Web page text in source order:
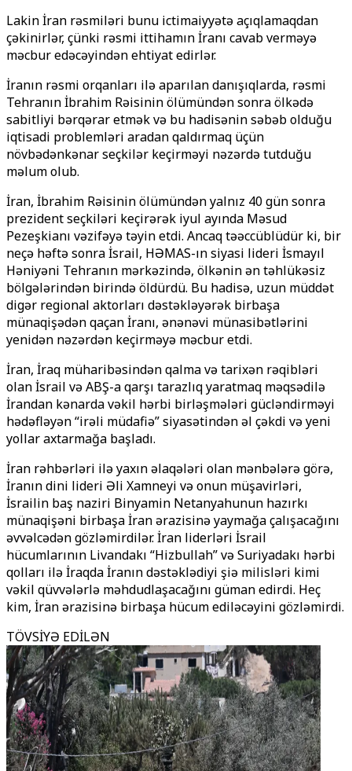
Lakin İran rəsmiləri bunu ictimaiyyətə açıqlamaqdan
çəkinirlər, çünki rəsmi ittihamın İranı cavab verməyə
məcbur edəcəyindən ehtiyat edirlər.
İranın rəsmi orqanları ilə aparılan danışıqlarda, rəsmi
Tehranın İbrahim Rəisinin ölümündən sonra ölkədə
sabitliyi bərqərar etmək və bu hadisənin səbəb olduğu
iqtisadi problemləri aradan qaldırmaq üçün
növbədənkənar seçkilər keçirməyi nəzərdə tutduğu
məlum olub.
İran, İbrahim Rəisinin ölümündən yalnız 40 gün sonra
prezident seçkiləri keçirərək iyul ayında Məsud
Pezeşkianı vəzifəyə təyin etdi. Ancaq təəccüblüdür ki, bir
neçə həftə sonra İsrail, HƏMAS-ın siyasi lideri İsmayıl
Həniyəni Tehranın mərkəzində, ölkənin ən təhlükəsiz
bölgələrindən birində öldürdü. Bu hadisə, uzun müddət
digər regional aktorları dəstəkləyərək birbaşa
münaqişədən qaçan İranı, ənənəvi münasibətlərini
yenidən nəzərdən keçirməyə məcbur etdi.
İran, İraq müharibəsindən qalma və tarixən rəqibləri
olan İsrail və ABŞ-a qarşı tarazlıq yaratmaq məqsədilə
İrandan kənarda vəkil hərbi birləşmələri gücləndirməyi
hədəfləyən “irəli müdafiə” siyasətindən əl çəkdi və yeni
yollar axtarmağa başladı.
İran rəhbərləri ilə yaxın əlaqələri olan mənbələrə görə,
İranın dini lideri Əli Xamneyi və onun müşavirləri,
İsrailin baş naziri Binyamin Netanyahunun hazırkı
münaqişəni birbaşa İran ərazisinə yaymağa çalışacağını
əvvəlcədən gözləmirdilər. İran liderləri İsrail
hücumlarının Livandakı “Hizbullah” və Suriyadakı hərbi
qolları ilə İraqda İranın dəstəklədiyi şiə milisləri kimi
vəkil qüvvələrlə məhdudlaşacağını güman edirdi. Heç
kim, İran ərazisinə birbaşa hücum ediləcəyini gözləmirdi.
TÖVSİYƏ EDİLƏN